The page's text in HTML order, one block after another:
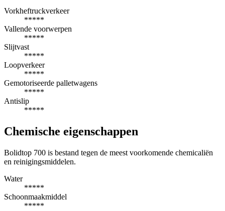
Vorkheftruckverkeer
*****
Vallende voorwerpen
*****
Slijtvast
*****
Loopverkeer
*****
Gemotoriseerde palletwagens
*****
Antislip
*****
Chemische eigenschappen
Bolidtop 700 is bestand tegen de meest voorkomende chemicaliën
en reinigingsmiddelen.
Water
*****
Schoonmaakmiddel
*****